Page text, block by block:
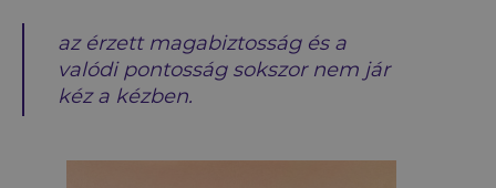
az érzett magabiztosság és a
valódi pontosság sokszor nem jár
kéz a kézben.